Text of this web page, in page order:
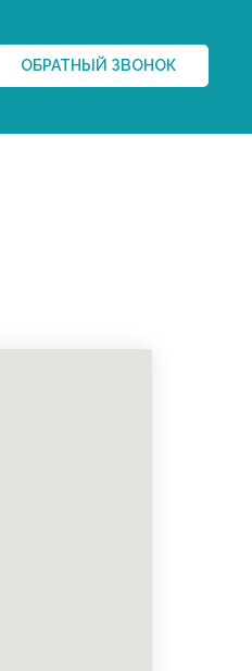
ОБРАТНЫЙ ЗВОНОК